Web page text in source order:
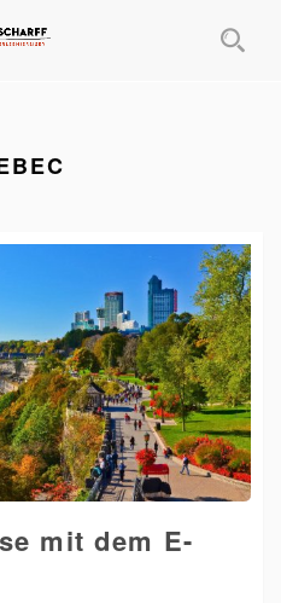
mit dem E-